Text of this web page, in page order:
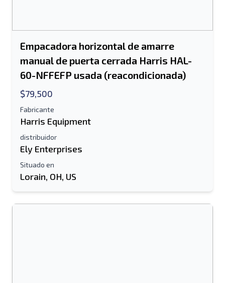
Dirección de correo electrónico
Móvil
Empacadora horizontal de amarre
manual de puerta cerrada Harris HAL-
60-NFFEFP usada (reacondicionada)
$79,500
Fabricante
Harris Equipment
distribuidor
Ely Enterprises
Situado en
Lorain, OH, US
Listado de mensajes de texto al dispositivo
móvil
Tu nombre completo
Información Adicional